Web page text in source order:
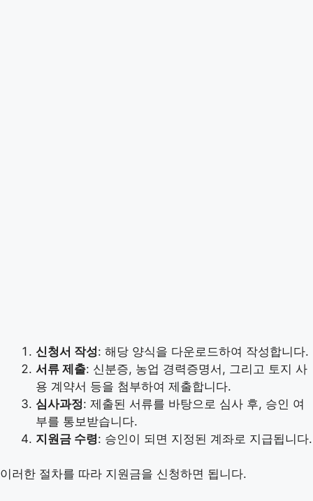
신청서 작성: 해당 양식을 다운로드하여 작성합니다.
서류 제출: 신분증, 농업 경력증명서, 그리고 토지 사
용 계약서 등을 첨부하여 제출합니다.
심사과정: 제출된 서류를 바탕으로 심사 후, 승인 여
부를 통보받습니다.
지원금 수령: 승인이 되면 지정된 계좌로 지급됩니다.
이러한 절차를 따라 지원금을 신청하면 됩니다.